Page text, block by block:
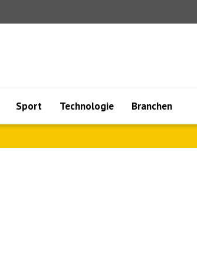
Sport Technologie Branchen